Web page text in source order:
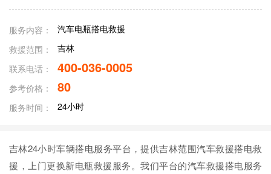
服务内容：
汽车电瓶搭电救援
救援范围：
吉林
联系电话：
400-036-0005
参考价格： 80
服务时间： 24小时
吉林24小时车辆搭电服务平台，提供吉林范围汽车救援搭电救
援，上门更换新电瓶救援服务。我们平台的汽车救援搭电服务